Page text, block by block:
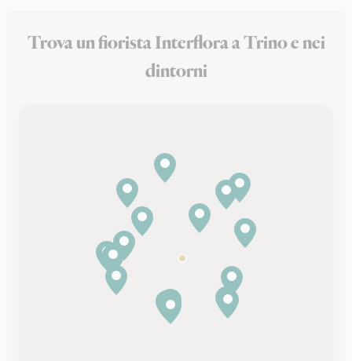
Trova un fiorista Interflora a Trino e nei
dintorni